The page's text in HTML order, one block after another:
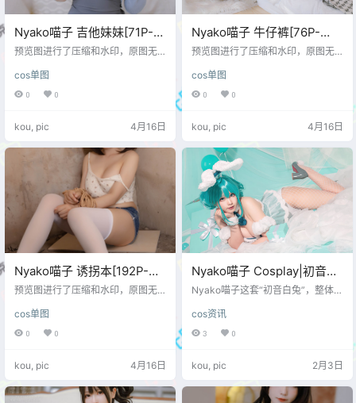
Nyako喵子 吉他妹妹[71P-
331M]
预览图进行了压缩和水印，原图无
cos单图
0 0
kou, pic 4月16日
Nyako喵子 牛仔裤[76P-
315M]
预览图进行了压缩和水印，原图无
cos单图
0 0
kou, pic 4月16日
Nyako喵子 诱拐本[192P-
350M]
预览图进行了压缩和水印，原图无
cos单图
0 0
kou, pic 4月16日
Nyako喵子 Cosplay|初音白
兔的轻甜电子感
Nyako喵子这套“初音白兔”，整体给
轻，而是一种被控制得很好的明快
感，像是电子音符落在白色空间
里，清晰却不刺耳。 她对初音的理
发。表情干净，眼神明亮，却没有
注感，很像初音在演出间隙回头看
cos资讯
3 0
kou, pic 2月3日